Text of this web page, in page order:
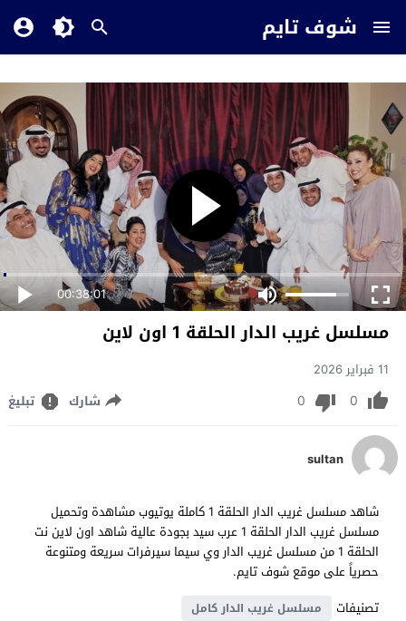
شوف تايم
00:38:01
مسلسل غريب الدار الحلقة 1 اون لاين
11 فبراير 2026
0
0 شارك تبليغ
sultan
شاهد مسلسل غريب الدار الحلقة 1 كاملة يوتيوب مشاهدة وتحميل
مسلسل غريب الدار الحلقة 1 عرب سيد بجودة عالية شاهد اون لاين نت
الحلقة 1 من مسلسل غريب الدار وي سيما سيرفرات سريعة ومتنوعة
حصرياً على موقع شوف تايم.
تصنيفات
مسلسل غريب الدار كامل